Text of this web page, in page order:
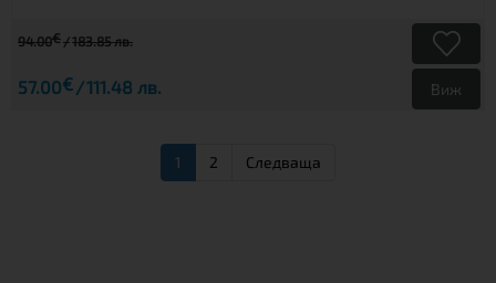
94.00€ 183.85 лв.
57.00€ 111.48 лв. Виж
1 2 Следваща